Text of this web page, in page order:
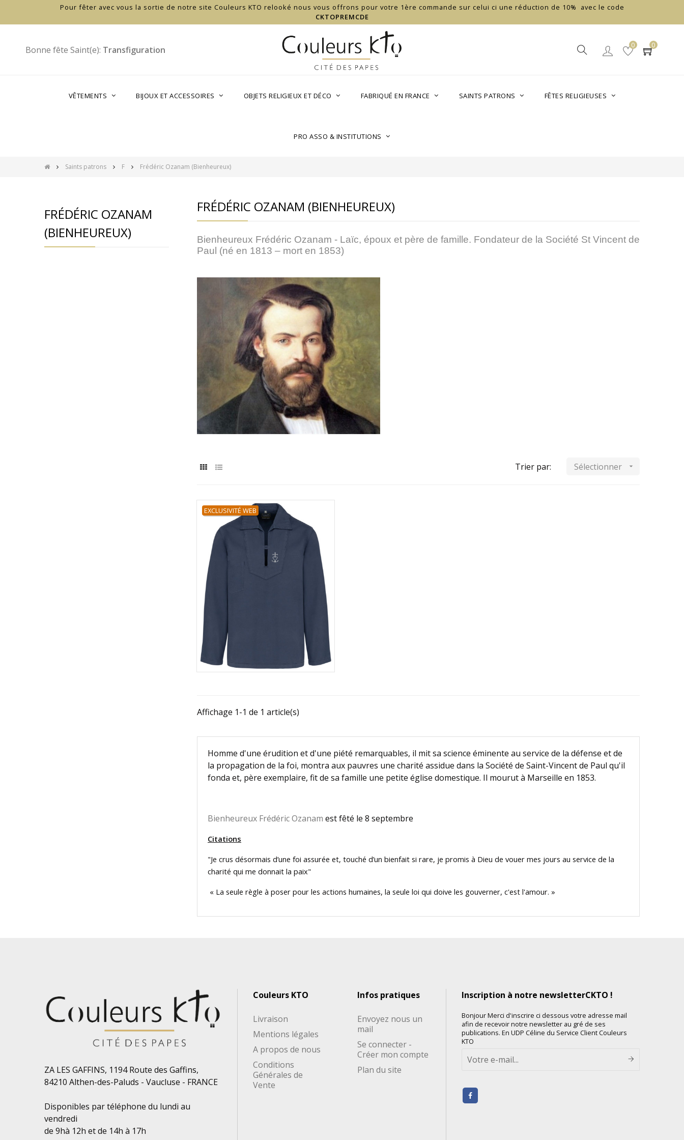
Pour fêter avec vous la sortie de notre site Couleurs KTO relooké nous vous offrons pour votre 1ère commande sur celui ci une réduction de 10% avec le code
CKTOPREMCDE
Bonne fête Saint(e): Transfiguration 0 0
VÊTEMENTS BIJOUX ET ACCESSOIRES OBJETS RELIGIEUX ET DÉCO FABRIQUÉ EN FRANCE SAINTS PATRONS FÊTES RELIGIEUSES
PRO ASSO & INSTITUTIONS
Saints patrons F Frédéric Ozanam (Bienheureux)
FRÉDÉRIC OZANAM
(BIENHEUREUX)
FRÉDÉRIC OZANAM (BIENHEUREUX)
Bienheureux Frédéric Ozanam - Laïc, époux et père de famille. Fondateur de la Société St Vincent de
Paul (né en 1813 – mort en 1853)
Trier par: Sélectionner 
EXCLUSIVITÉ WEB
70,60 €
Affichage 1-1 de 1 article(s)
Homme d'une érudition et d'une piété remarquables, il mit sa science éminente au service de la défense et de
la propagation de la foi, montra aux pauvres une charité assidue dans la Société de Saint-Vincent de Paul qu'il
fonda et, père exemplaire, fit de sa famille une petite église domestique. Il mourut à Marseille en 1853.
Bienheureux Frédéric Ozanam est fêté le 8 septembre
Citations
"Je crus désormais d’une foi assurée et, touché d’un bienfait si rare, je promis à Dieu de vouer mes jours au service de la
charité qui me donnait la paix"
« La seule règle à poser pour les actions humaines, la seule loi qui doive les gouverner, c'est l'amour. »
ZA LES GAFFINS, 1194 Route des Gaffins,
84210 Althen-des-Paluds - Vaucluse - FRANCE
Disponibles par téléphone du lundi au
vendredi
de 9hà 12h et de 14h à 17h
Couleurs KTO
Livraison
Mentions légales
A propos de nous
Conditions
Générales de
Vente
Infos pratiques
Envoyez nous un
mail
Se connecter -
Créer mon compte
Plan du site
Inscription à notre newsletterCKTO !
Bonjour Merci d'inscrire ci dessous votre adresse mail
afin de recevoir notre newsletter au gré de ses
publications. En UDP Céline du Service Client Couleurs
KTO